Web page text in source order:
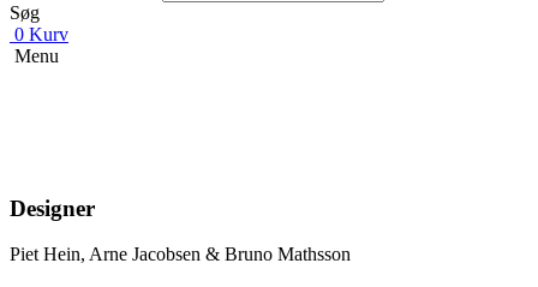
Søg
0 Kurv
Menu
Designer
Piet Hein, Arne Jacobsen & Bruno Mathsson